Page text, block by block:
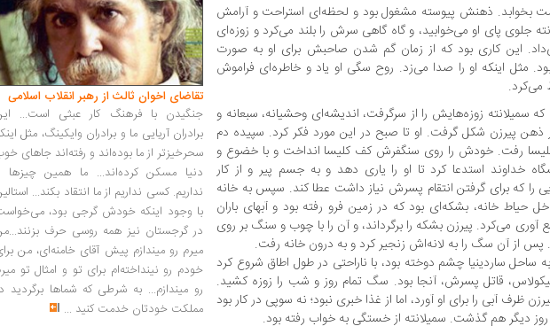
بخوابد. ذهنش پیوسته مشغول بود و لحظه‌ای استراحت و آرامش
جلوی پای او می‌خوابید، و گاه‌ گاهی سرش را بلند می‌کرد و زوزه‌ای
این کاری بود که از زمان گم شدن صاحبش برای او به صورت
مثل اینکه او را صدا می‌زد. روح سگی او یاد و خاطره‌ای فراموش
می‌کرد.
زوزه‌هایش را از سرگرفت، اندیشه‌ای وحشیانه، سبعانه و
در ذهن پیرزن شکل گرفت. او تا صبح در این مورد فکر کرد. سپیده دم
رفت. خودش را روی سنگفرش کف کلیسا انداخت و با خضوع و
خداوند استدعا کرد تا او را یاری دهد و به جسم پیر و از کار
را که برای گرفتن انتقام پسرش نیاز داشت عطا کند. سپس به خانه
حیاط خانه، بشکه‌ای بود که در زمین فرو رفته بود و آبهای باران
آوری می‌کرد. پیرزن بشکه را برگرداند، و آن را با چوب و سنگ بر روی
پس از آن سگ را به لانه‌اش زنجیر کرد و به درون خانه رفت.
ساحل ساردینیا چشم دوخته بود، با ناراحتی در طول اطاق شروع کرد
قاتل پسرش، آنجا بود. سگ تمام روز و شب را زوزه‌ کشید.
ظرف آبی را برای او آورد، اما از غذا خبری نبود؛ نه سوپی در کار بود
دیگر هم گذشت. سمیلانته از خستگی به خواب رفته بود.
تقاضای اخوان ثالث از رهبر انقلاب اسلامی
جنگیدن با فرهنگ کار عبثی است...
برادران آریایی ما و برادران وایکینگ، مثل
سحرخیزتر از ما بوده‌اند و رفته‌اند جاهای
دنیا مسکن کرده‌اند... ما همین چیزها
نداریم. کسی نداریم از ما انتقاد بکند...
با وجود اینکه خودش گرجی بود،
در گرجستان نیز همه روسی حرف
میرم رو میندازم پیش آقای خامنه‌ای، من
خودم رو نینداخته‌ام برای تو و امثال تو
رو میندازم... به شرطی که شماها برگردید
مملکت خودتان خدمت کنید ...